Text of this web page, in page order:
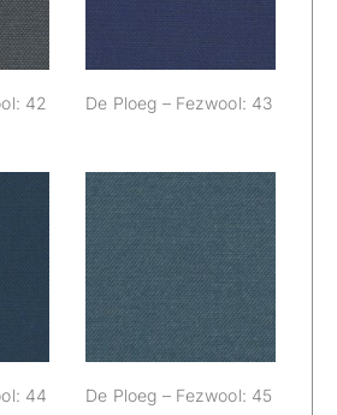
42 De Ploeg – Fezwool: 43
44
De Ploeg –
Fezwool: 45
De Ploeg – Fezwool: 45